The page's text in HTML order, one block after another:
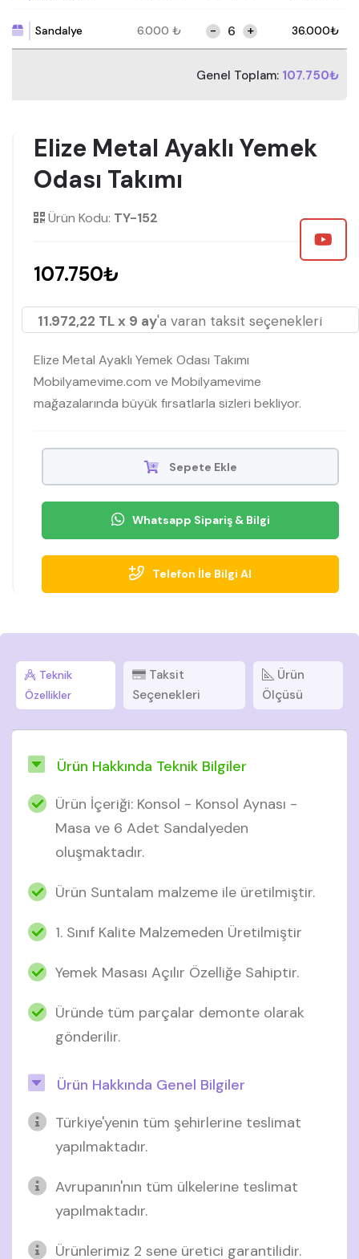
Sandalye 6.000 ₺ - + 36.000₺
Genel Toplam: 107.750₺
Elize Metal Ayaklı Yemek
Odası Takımı
Ürün Kodu: TY-152
107.750₺
11.972,22 TL x 9 ay'a varan taksit seçenekleri
Elize Metal Ayaklı Yemek Odası Takımı
Mobilyamevime.com ve Mobilyamevime
mağazalarında büyük fırsatlarla sizleri bekliyor.
Sepete Ekle
Whatsapp Sipariş & Bilgi
Telefon İle Bilgi Al
Teknik
Özellikler
Taksit
Seçenekleri
Ürün
Ölçüsü
Ürün Hakkında Teknik Bilgiler
Ürün İçeriği: Konsol - Konsol Aynası -
Masa ve 6 Adet Sandalyeden
oluşmaktadır.
Ürün Suntalam malzeme ile üretilmiştir.
1. Sınıf Kalite Malzemeden Üretilmiştir
Yemek Masası Açılır Özelliğe Sahiptir.
Üründe tüm parçalar demonte olarak
gönderilir.
Ürün Hakkında Genel Bilgiler
Türkiye'yenin tüm şehirlerine teslimat
yapılmaktadır.
Avrupanın'nın tüm ülkelerine teslimat
yapılmaktadır.
Ürünlerimiz 2 sene üretici garantilidir.